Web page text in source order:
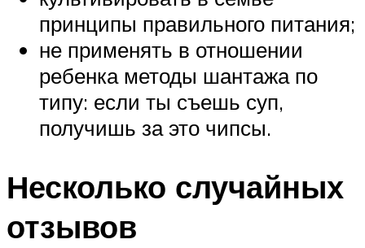
принципы правильного питания;
не применять в отношении
ребенка методы шантажа по
типу: если ты съешь суп,
получишь за это чипсы.
Несколько случайных
отзывов